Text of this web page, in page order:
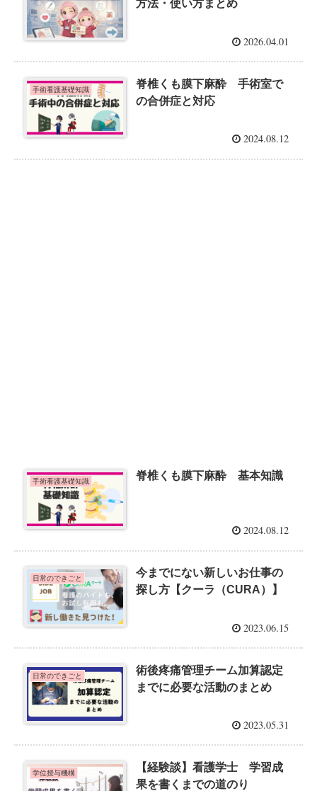
方法・使い方まとめ
2026.04.01
手術看護基礎知識
脊椎くも膜下麻酔 手術室で
の合併症と対応
2024.08.12
手術看護基礎知識 脊椎くも膜下麻酔 基本知識
2024.08.12
日常のできごと
今までにない新しいお仕事の
探し方【クーラ（CURA）】
2023.06.15
日常のできごと
術後疼痛管理チーム加算認定
までに必要な活動のまとめ
2023.05.31
学位授与機構
【経験談】看護学士 学習成
果を書くまでの道のり